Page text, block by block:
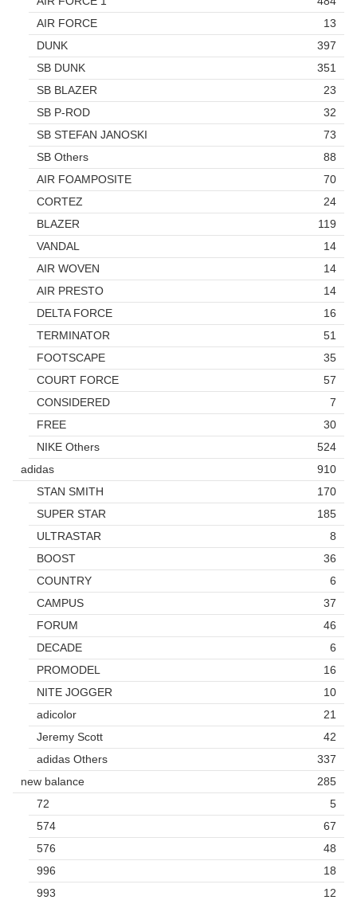
AIR FORCE
13
DUNK
397
SB DUNK
351
SB BLAZER
23
SB P-ROD
32
SB STEFAN JANOSKI
73
SB Others
88
AIR FOAMPOSITE
70
CORTEZ
24
BLAZER
119
VANDAL
14
AIR WOVEN
14
AIR PRESTO
14
DELTA FORCE
16
TERMINATOR
51
FOOTSCAPE
35
COURT FORCE
57
CONSIDERED
7
FREE
30
NIKE Others
524
adidas
910
STAN SMITH
170
SUPER STAR
185
ULTRASTAR
8
BOOST
36
COUNTRY
6
CAMPUS
37
FORUM
46
DECADE
6
PROMODEL
16
NITE JOGGER
10
adicolor
21
Jeremy Scott
42
adidas Others
337
new balance
285
72
5
574
67
576
48
996
18
993
12